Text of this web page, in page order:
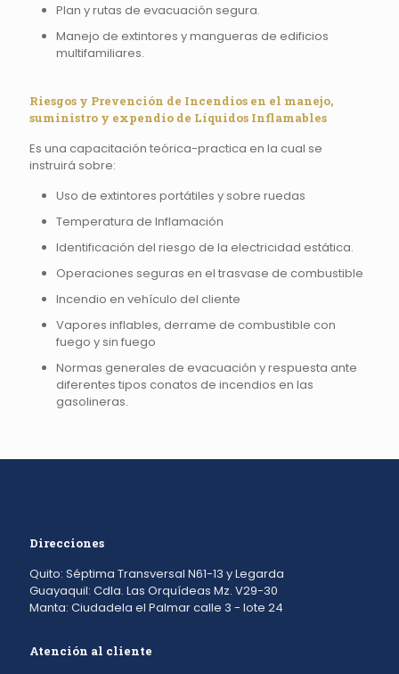
Plan y rutas de evacuación segura.
Manejo de extintores y mangueras de edificios
multifamiliares.
Riesgos y Prevención de Incendios en el manejo,
suministro y expendio de Líquidos Inflamables
Es una capacitación teórica-practica en la cual se
instruirá sobre:
Uso de extintores portátiles y sobre ruedas
Temperatura de Inflamación
Identificación del riesgo de la electricidad estática.
Operaciones seguras en el trasvase de combustible
Incendio en vehículo del cliente
Vapores inflables, derrame de combustible con
fuego y sin fuego
Normas generales de evacuación y respuesta ante
diferentes tipos conatos de incendios en las
gasolineras.
Direcciones
Quito: Séptima Transversal N61-13 y Legarda
Guayaquil: Cdla. Las Orquídeas Mz. V29-30
Manta: Ciudadela el Palmar calle 3 - lote 24
Atención al cliente